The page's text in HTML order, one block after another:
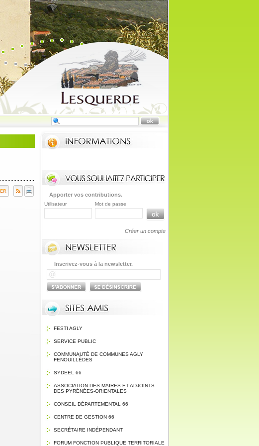
Apporter vos contributions.
Utilisateur Mot de passe
Créer un compte
Inscrivez-vous à la newsletter.
FESTI AGLY
SERVICE PUBLIC
COMMUNAUTÉ DE COMMUNES AGLY
FENOUILLÈDES
SYDEEL 66
ASSOCIATION DES MAIRES ET ADJOINTS
DES PYRÉNÉES-ORIENTALES
CONSEIL DÉPARTEMENTAL 66
CENTRE DE GESTION 66
SECRÉTAIRE INDÉPENDANT
FORUM FONCTION PUBLIQUE TERRITORIALE